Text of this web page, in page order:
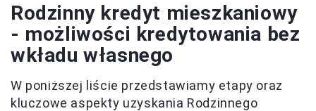
Rodzinny kredyt mieszkaniowy
- możliwości kredytowania bez
wkładu własnego
W poniższej liście przedstawiamy etapy oraz
kluczowe aspekty uzyskania Rodzinnego